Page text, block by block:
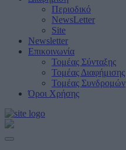
Περιοδικό
NewsLetter
Site
Newsletter
Επικοινωνία
Τομέας Σύνταξης
Τομέας Διαφήμισης
Τομέας Συνδρομών
Όροι Χρήσης